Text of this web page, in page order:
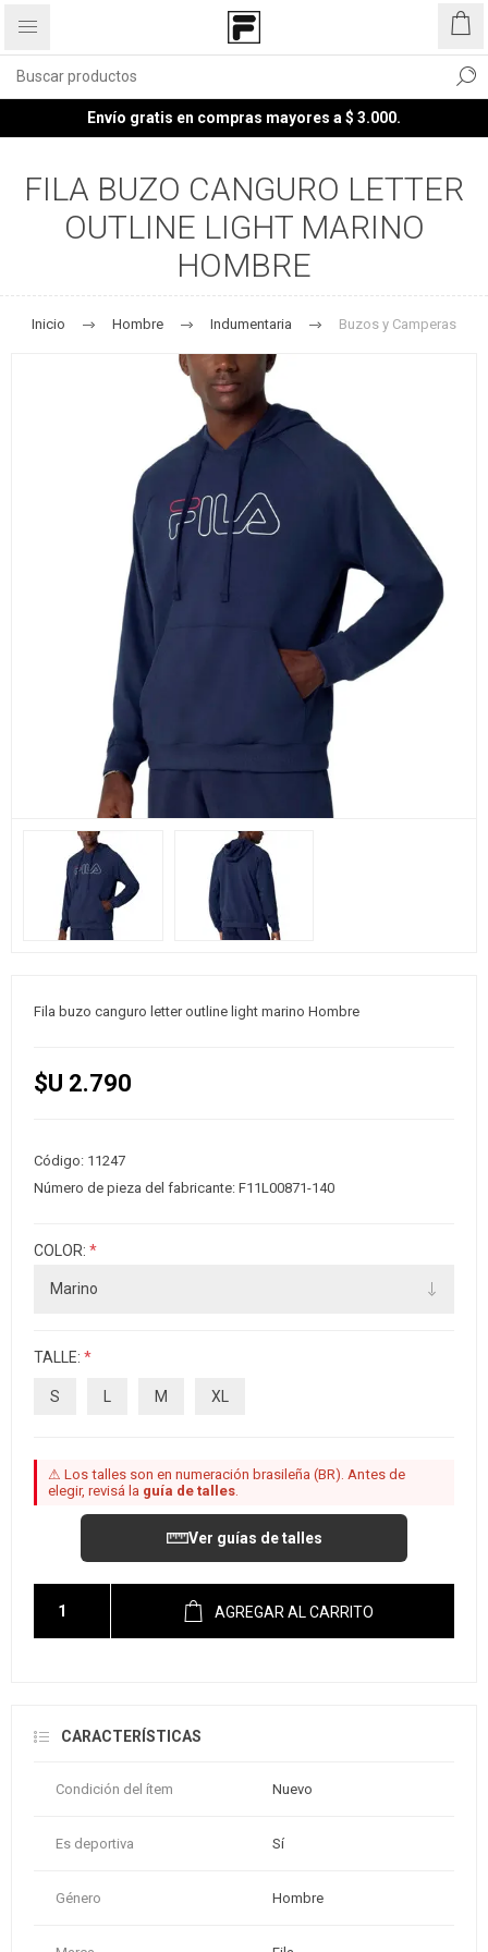
Envío gratis en compras mayores a $ 3.000.
FILA BUZO CANGURO LETTER
OUTLINE LIGHT MARINO
HOMBRE
Inicio Hombre Indumentaria Buzos y Camperas
Fila buzo canguro letter outline light marino Hombre
$U 2.790
Código: 11247
Número de pieza del fabricante: F11L00871-140
COLOR: *
TALLE: *
S L M XL
⚠ Los talles son en numeración brasileña (BR). Antes de
elegir, revisá la guía de talles
Ver guías de talles
AGREGAR AL CARRITO
CARACTERÍSTICAS
Condición del ítem Nuevo
Es deportiva Sí
Género Hombre